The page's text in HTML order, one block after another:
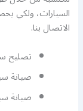
السيارات، ولكي
الاتصال بنا.
تصليح
صيانة
صيانة